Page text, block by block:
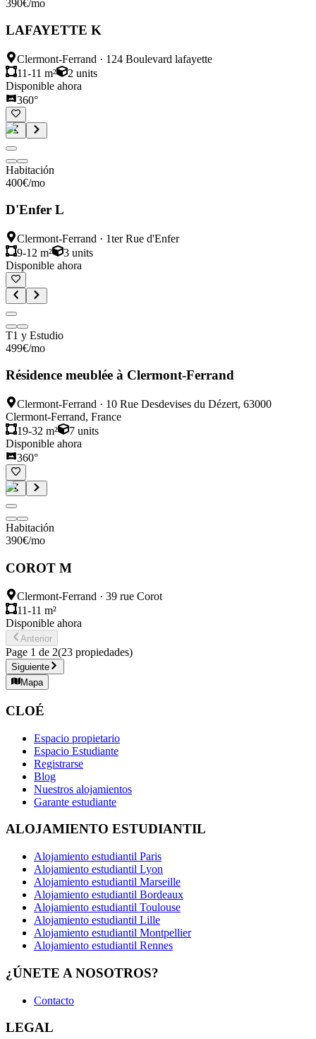
390€/mo
LAFAYETTE K
Clermont-Ferrand · 124 Boulevard lafayette
11-11 m²
2 units
Disponible ahora
360°
Habitación
400€/mo
D'Enfer L
Clermont-Ferrand · 1ter Rue d'Enfer
9-12 m²
3 units
Disponible ahora
T1 y Estudio
499€/mo
Résidence meublée à Clermont-Ferrand
Clermont-Ferrand · 10 Rue Desdevises du Dézert, 63000
Clermont-Ferrand, France
19-32 m²
7 units
Disponible ahora
360°
Habitación
390€/mo
COROT M
Clermont-Ferrand · 39 rue Corot
11-11 m²
Disponible ahora
Anterior
Page 1 de 2(23 propiedades)
Siguiente
Mapa
CLOÉ
Espacio propietario
Espacio Estudiante
Registrarse
Blog
Nuestros alojamientos
Garante estudiante
ALOJAMIENTO ESTUDIANTIL
Alojamiento estudiantil Paris
Alojamiento estudiantil Lyon
Alojamiento estudiantil Marseille
Alojamiento estudiantil Bordeaux
Alojamiento estudiantil Toulouse
Alojamiento estudiantil Lille
Alojamiento estudiantil Montpellier
Alojamiento estudiantil Rennes
¿ÚNETE A NOSOTROS?
Contacto
LEGAL